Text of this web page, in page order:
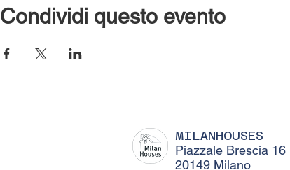
Condividi questo evento
MILANHOUSES
Piazzale Brescia 16
20149 Milano